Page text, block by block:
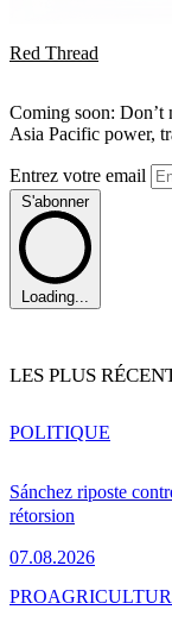
Red Thread
Coming soon:
Asia Pacific power,
Entrez votre email
S'abonner
Loading...
LES PLUS
Sánchez riposte
rétorsion
07.08.2026
POLITIQUE
PRO